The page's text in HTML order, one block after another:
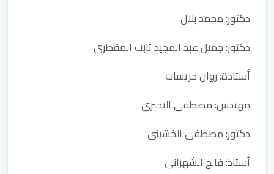
دكتور: محمد بلال
دكتور: جميل عبد المجيد ثابت المقطري
أستاذة: روان خريسات
مهندس: مصطفى البحيرى
دكتور: مصطفى الخشينى
أستاذ: فالح الشهرانى